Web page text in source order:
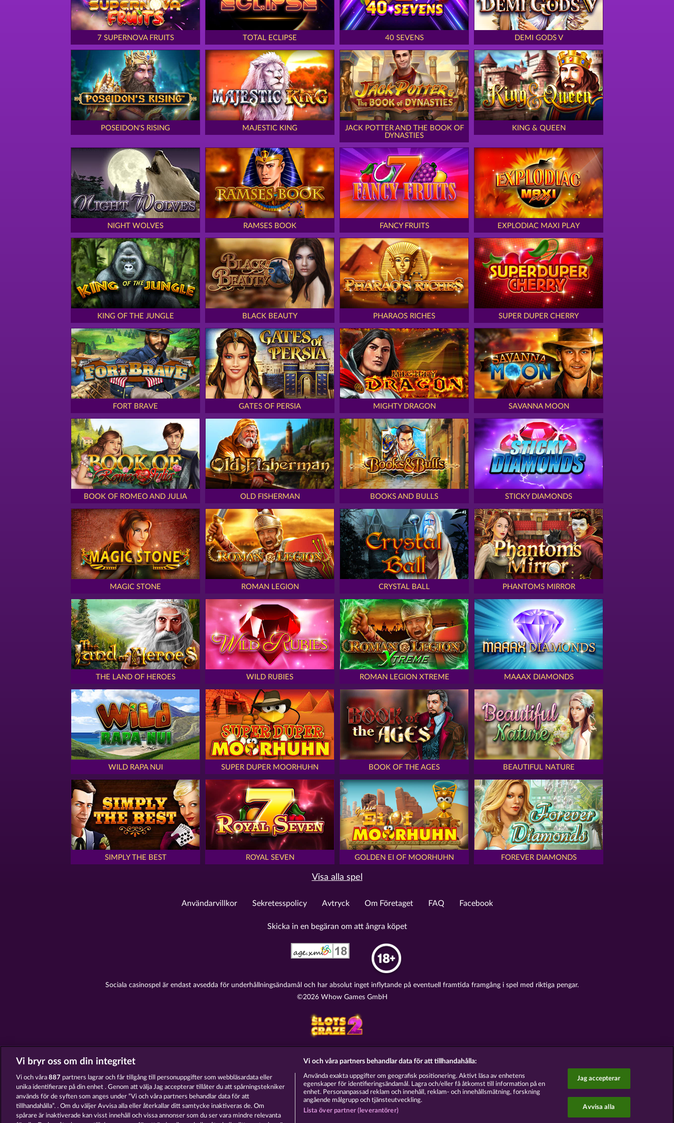
7 SUPERNOVA FRUITS TOTAL ECLIPSE 40 SEVENS DEMI GODS V
POSEIDON'S RISING MAJESTIC KING
JACK POTTER AND THE BOOK OF
DYNASTIES
KING & QUEEN
NIGHT WOLVES RAMSES BOOK FANCY FRUITS EXPLODIAC MAXI PLAY
KING OF THE JUNGLE BLACK BEAUTY PHARAOS RICHES SUPER DUPER CHERRY
FORT BRAVE GATES OF PERSIA MIGHTY DRAGON SAVANNA MOON
BOOK OF ROMEO AND JULIA OLD FISHERMAN BOOKS AND BULLS STICKY DIAMONDS
MAGIC STONE ROMAN LEGION CRYSTAL BALL PHANTOMS MIRROR
THE LAND OF HEROES WILD RUBIES ROMAN LEGION XTREME MAAAX DIAMONDS
WILD RAPA NUI SUPER DUPER MOORHUHN BOOK OF THE AGES BEAUTIFUL NATURE
SIMPLY THE BEST ROYAL SEVEN GOLDEN EI OF MOORHUHN FOREVER DIAMONDS
Visa alla spel
Användarvillkor Sekretesspolicy Avtryck Om Företaget FAQ Facebook
Skicka in en begäran om att ångra köpet
Sociala casinospel är endast avsedda för underhållningsändamål och har absolut inget inflytande på eventuell framtida framgång i spel med riktiga pengar.
©2026 Whow Games GmbH
Vi bryr oss om din integritet
Vi och våra 887 partners lagrar och får tillgång till personuppgifter som webbläsardata eller
unika identifierare på din enhet . Genom att välja Jag accepterar tillåter du att spårningstekniker
används för de syften som anges under ”Vi och våra partners behandlar data för att
tillhandahålla”. . Om du väljer Avvisa alla eller återkallar ditt samtycke inaktiveras de. Om
spårare är inaktiverade kan visst innehåll och vissa annonser som du ser vara mindre relevanta
Vi och våra partners behandlar data för att tillhandahålla:
Använda exakta uppgifter om geografisk positionering. Aktivt läsa av enhetens
egenskaper för identifieringsändamål. Lagra och/eller få åtkomst till information på en
enhet. Personanpassad reklam och innehåll, reklam- och innehållsmätning, forskning
angående målgrupp och tjänsteutveckling.
Lista över partner (leverantörer)
Jag accepterar
Avvisa alla